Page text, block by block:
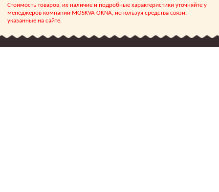
Стоимость товаров, их наличие и подробные характеристики уточняйте у
менеджеров компании MOSKVA OKNA, используя средства связи,
указанные на сайте.